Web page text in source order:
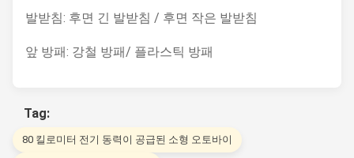
발받침: 후면 긴 발받침 / 후면 작은 발받침
앞 방패: 강철 방패/ 플라스틱 방패
Tag:
80 킬로미터 전기 동력이 공급된 소형 오토바이